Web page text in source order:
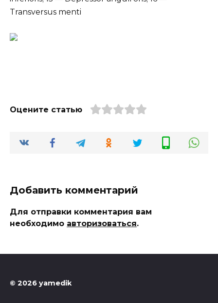
Transversus menti
Оцените статью
Добавить комментарий
Для отправки комментария вам
необходимо авторизоваться.
© 2026 yamedik